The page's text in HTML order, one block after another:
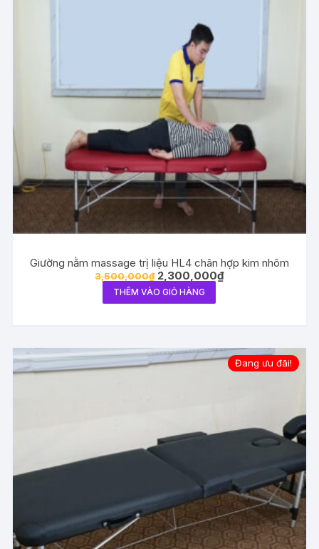
Giường nằm massage trị liệu HL4 chân hợp kim nhôm
3,500,000₫ Giá
gốc
là:
3,500,000₫.
2,300,000₫Giá
hiện
THÊM VÀO GIỎ HÀNG
Đang ưu đãi!